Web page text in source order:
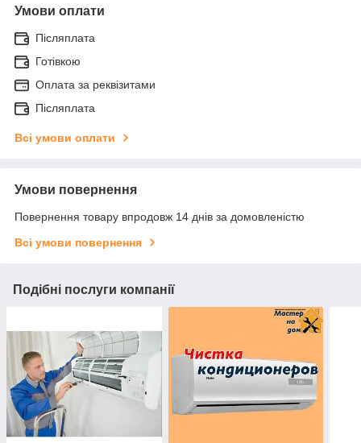
Умови оплати
Післяплата
Готівкою
Оплата за реквізитами
Післяплата
Всі умови оплати
Умови повернення
Повернення товару впродовж 14 днів за домовленістю
Всі умови повернення
Подібні послуги компанії